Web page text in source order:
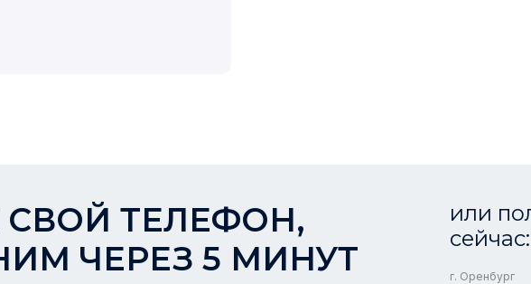
СВОЙ ТЕЛЕФОН,
ЧЕРЕЗ 5 МИНУТ
или
сейчас:
г. Оренбург